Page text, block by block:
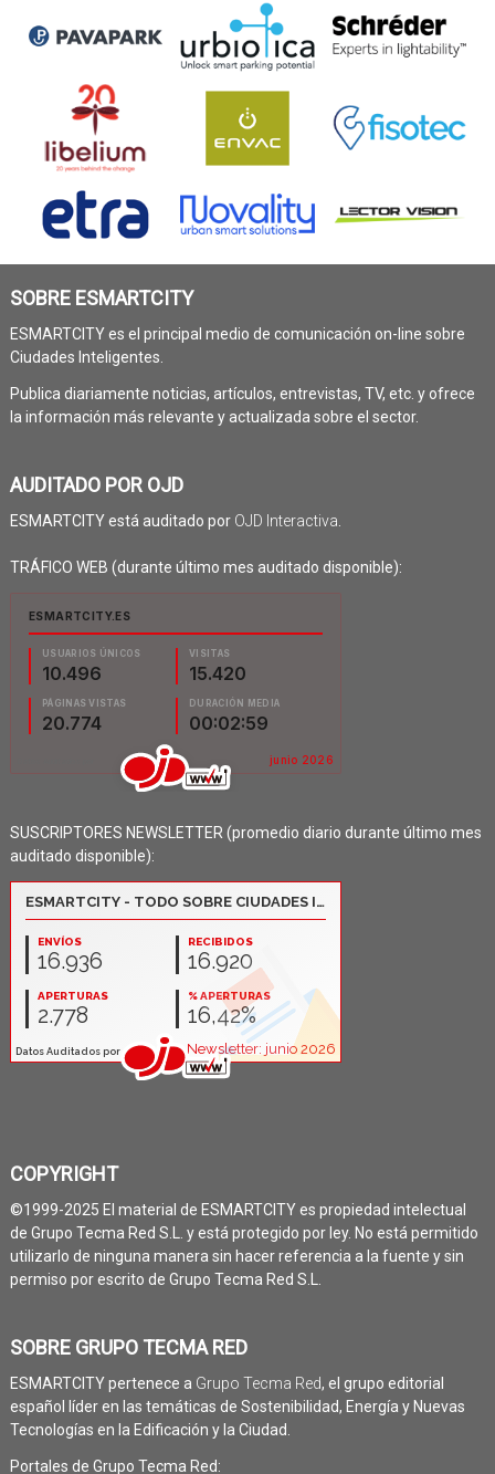
SOBRE ESMARTCITY
ESMARTCITY es el principal medio de comunicación on-line sobre
Ciudades Inteligentes.
Publica diariamente noticias, artículos, entrevistas, TV, etc. y ofrece
la información más relevante y actualizada sobre el sector.
AUDITADO POR OJD
ESMARTCITY está auditado por OJD Interactiva
TRÁFICO WEB (durante último mes auditado disponible):
SUSCRIPTORES NEWSLETTER (promedio diario durante último mes
auditado disponible):
COPYRIGHT
©1999-2025 El material de ESMARTCITY es propiedad intelectual
de Grupo Tecma Red S.L. y está protegido por ley. No está permitido
utilizarlo de ninguna manera sin hacer referencia a la fuente y sin
permiso por escrito de Grupo Tecma Red S.L.
SOBRE GRUPO TECMA RED
ESMARTCITY pertenece a Grupo Tecma Red, el grupo editorial
español líder en las temáticas de Sostenibilidad, Energía y Nuevas
Tecnologías en la Edificación y la Ciudad.
Portales de Grupo Tecma Red: